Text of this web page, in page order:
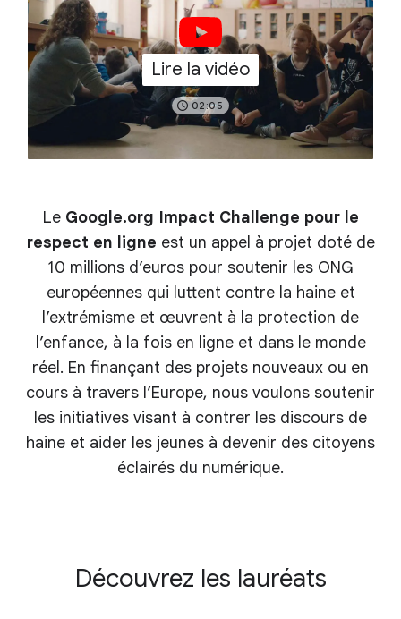
Lire la vidéo
02:05
Le Google.org Impact Challenge pour le
respect en ligne est un appel à projet doté de
10 millions d’euros pour soutenir les ONG
européennes qui luttent contre la haine et
l’extrémisme et œuvrent à la protection de
l’enfance, à la fois en ligne et dans le monde
réel. En finançant des projets nouveaux ou en
cours à travers l’Europe, nous voulons soutenir
les initiatives visant à contrer les discours de
haine et aider les jeunes à devenir des citoyens
éclairés du numérique.
Découvrez les lauréats